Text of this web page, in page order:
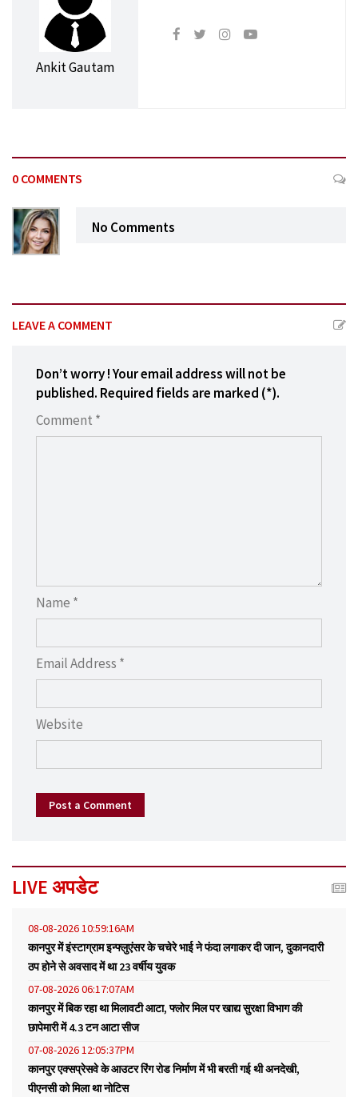
Ankit Gautam
0 COMMENTS
No Comments
LEAVE A COMMENT
Don’t worry ! Your email address will not be
published. Required fields are marked (*).
Comment *
Name *
Email Address *
Website
Post a Comment
LIVE अपडेट
08-08-2026 10:59:16AM
कानपुर में इंस्टाग्राम इन्फ्लुएंसर के चचेरे भाई ने फंदा लगाकर दी जान, दुकानदारी
ठप होने से अवसाद में था 23 वर्षीय युवक
07-08-2026 06:17:07AM
कानपुर में बिक रहा था मिलावटी आटा, फ्लोर मिल पर खाद्य सुरक्षा विभाग की
छापेमारी में 4.3 टन आटा सीज
07-08-2026 12:05:37PM
कानपुर एक्सप्रेसवे के आउटर रिंग रोड निर्माण में भी बरती गई थी अनदेखी,
पीएनसी को मिला था नोटिस